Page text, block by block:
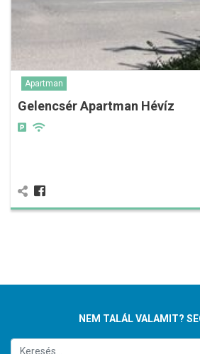
Apartman
Gelencsér Apartman Hévíz
NEM TALÁL VALAMIT?